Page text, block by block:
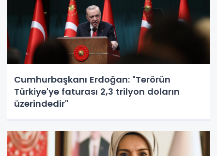
Cumhurbaşkanı Erdoğan: "Terörün
Türkiye'ye faturası 2,3 trilyon doların
üzerindedir"